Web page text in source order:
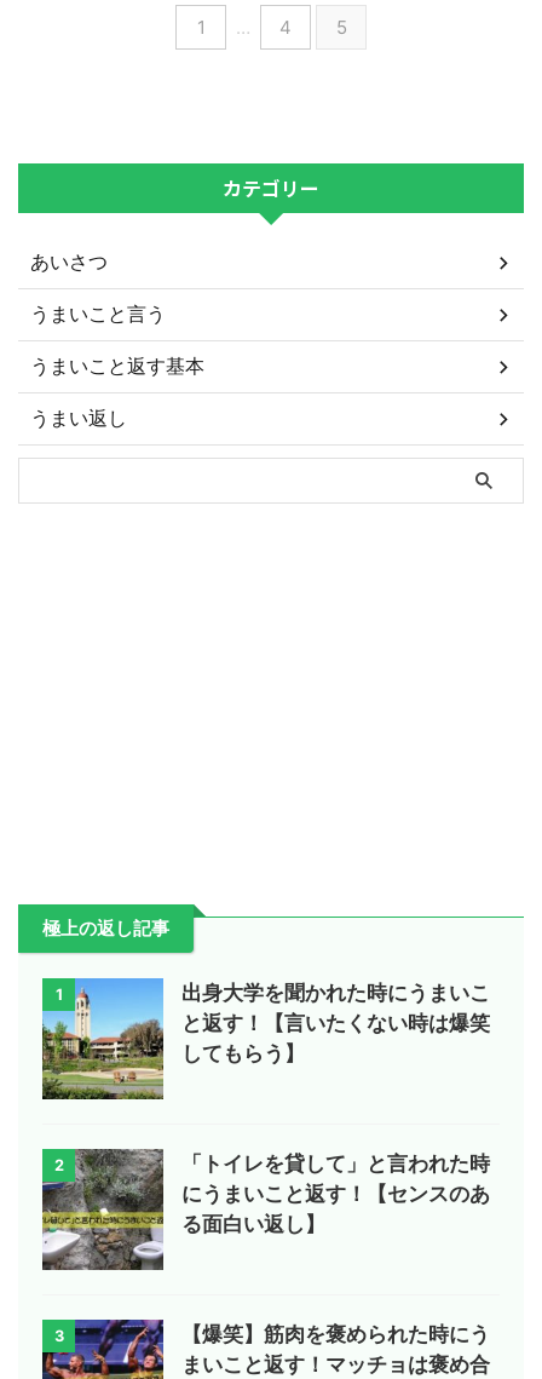
1 … 4 5
カテゴリー
あいさつ
うまいこと言う
うまいこと返す基本
うまい返し
極上の返し記事
1
出身大学を聞かれた時にうまいこ
と返す！【言いたくない時は爆笑
してもらう】
2
「トイレを貸して」と言われた時
にうまいこと返す！【センスのあ
る面白い返し】
3
【爆笑】筋肉を褒められた時にう
まいこと返す！マッチョは褒め合